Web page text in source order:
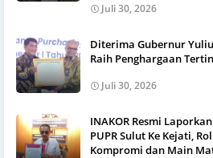
Juli 30, 2026
Diterima Gubernur
Raih Penghargaan
Juli 30, 2026
INAKOR Resmi
PUPR Sulut Ke Kejati,
Kompromi dan Main